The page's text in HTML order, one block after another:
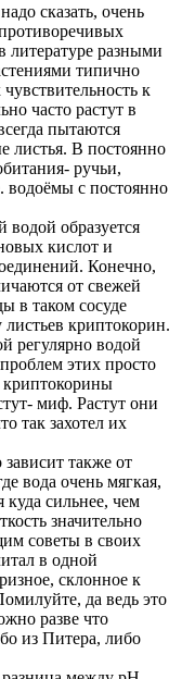
сказать, очень
разными
типично
к
часто растут в
пытаются
листья. В постоянно
ручьи,
водоёмы с постоянно
водой образуется
кислот и
Конечно,
от свежей
в таком сосуде
криптокорин.
регулярно водой
этих просто
криптокорины
миф. Растут они
так захотел их
также от
вода очень мягкая,
куда сильнее, чем
значительно
советы в своих
в одной
склонное к
да ведь это
разве что
из Питера, либо